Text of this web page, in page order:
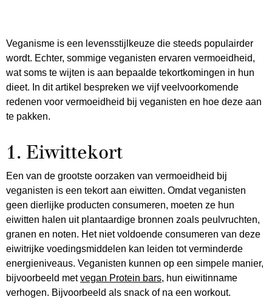
Veganisme is een levensstijlkeuze die steeds populairder
wordt. Echter, sommige veganisten ervaren vermoeidheid,
wat soms te wijten is aan bepaalde tekortkomingen in hun
dieet. In dit artikel bespreken we vijf veelvoorkomende
redenen voor vermoeidheid bij veganisten en hoe deze aan
te pakken.
1. Eiwittekort
Een van de grootste oorzaken van vermoeidheid bij
veganisten is een tekort aan eiwitten. Omdat veganisten
geen dierlijke producten consumeren, moeten ze hun
eiwitten halen uit plantaardige bronnen zoals peulvruchten,
granen en noten. Het niet voldoende consumeren van deze
eiwitrijke voedingsmiddelen kan leiden tot verminderde
energieniveaus. Veganisten kunnen op een simpele manier,
bijvoorbeeld metvegan Protein bars, hun eiwitinname
verhogen. Bijvoorbeeld als snack of na een workout.